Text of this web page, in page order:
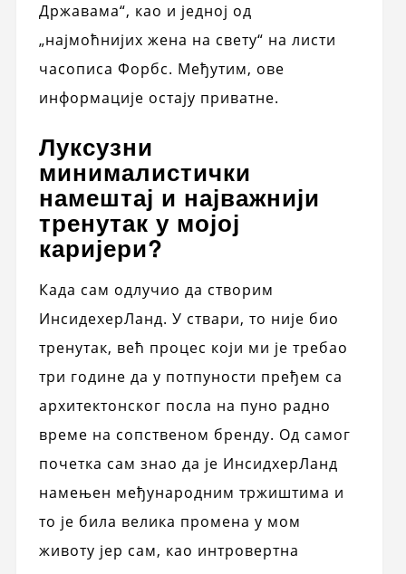
Државама“, као и једној од
„најмоћнијих жена на свету“ на листи
часописа Форбс. Међутим, ове
информације остају приватне.
Луксузни
минималистички
намештај и најважнији
тренутак у мојој
каријери?
Када сам одлучио да створим
ИнсидехерЛанд. У ствари, то није био
тренутак, већ процес који ми је требао
три године да у потпуности пређем са
архитектонског посла на пуно радно
време на сопственом бренду. Од самог
почетка сам знао да је ИнсидхерЛанд
намењен међународним тржиштима и
то је била велика промена у мом
животу јер сам, као интровертна